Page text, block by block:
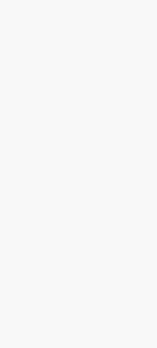
Bürgerverein
Bürgermeister vor Ort
Unser